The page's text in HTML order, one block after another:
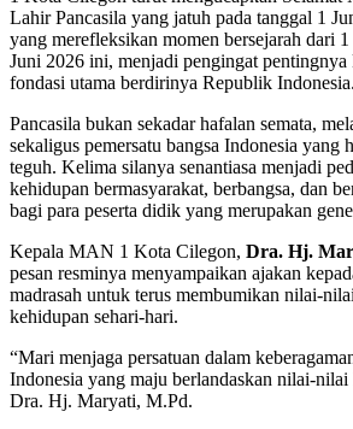
Lahir Pancasila yang jatuh pada tanggal 1
yang merefleksikan momen bersejarah dari
Juni 2026 ini, menjadi pengingat pentingnya
fondasi utama berdirinya Republik Indonesia.
Pancasila bukan sekadar hafalan semata,
sekaligus pemersatu bangsa Indonesia yang
teguh. Kelima silanya senantiasa menjadi
kehidupan bermasyarakat, berbangsa, dan
bagi para peserta didik yang merupakan
Kepala MAN 1 Kota Cilegon, Dra. Hj.
pesan resminya menyampaikan ajakan
madrasah untuk terus membumikan nilai-
kehidupan sehari-hari.
“Mari menjaga persatuan dalam
Indonesia yang maju berlandaskan nilai-nilai
Dra. Hj. Maryati, M.Pd.